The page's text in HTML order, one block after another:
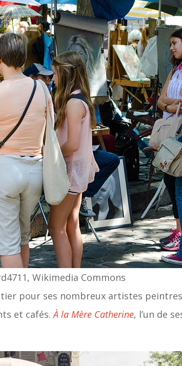
Wikimedia Commons
pour ses nombreux artistes
et cafés.À la Mère Catherine, l’un de